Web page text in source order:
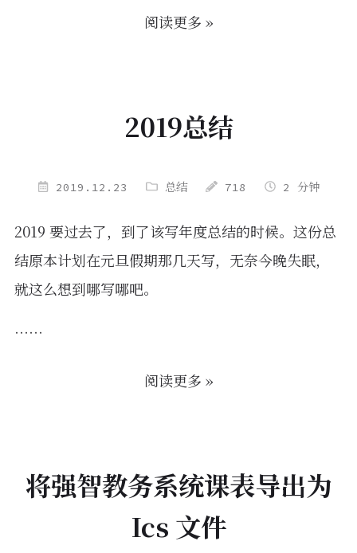
阅读更多 »
2019总结
2019.12.23 总结 718 2 分钟
2019 要过去了，到了该写年度总结的时候。这份总
结原本计划在元旦假期那几天写，无奈今晚失眠，
就这么想到哪写哪吧。
……
阅读更多 »
将强智教务系统课表导出为
Ics 文件